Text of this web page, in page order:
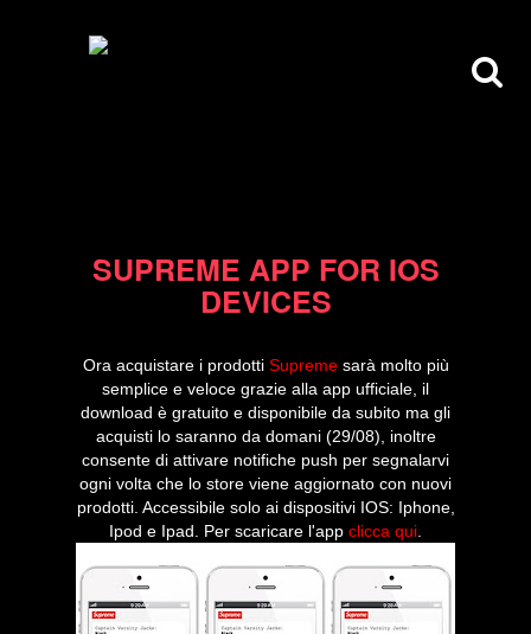
SUPREME APP FOR IOS
DEVICES
Ora acquistare i prodotti Supremesarà molto più
semplice e veloce grazie alla app ufficiale, il
download è gratuito e disponibile da subito ma gli
acquisti lo saranno da domani (29/08), inoltre
consente di attivare notifiche push per segnalarvi
ogni volta che lo store viene aggiornato con nuovi
prodotti. Accessibile solo ai dispositivi IOS: Iphone,
Ipod e Ipad. Per scaricare l'app clicca qui.